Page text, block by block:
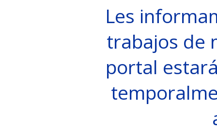
Les
trabajos de
portal